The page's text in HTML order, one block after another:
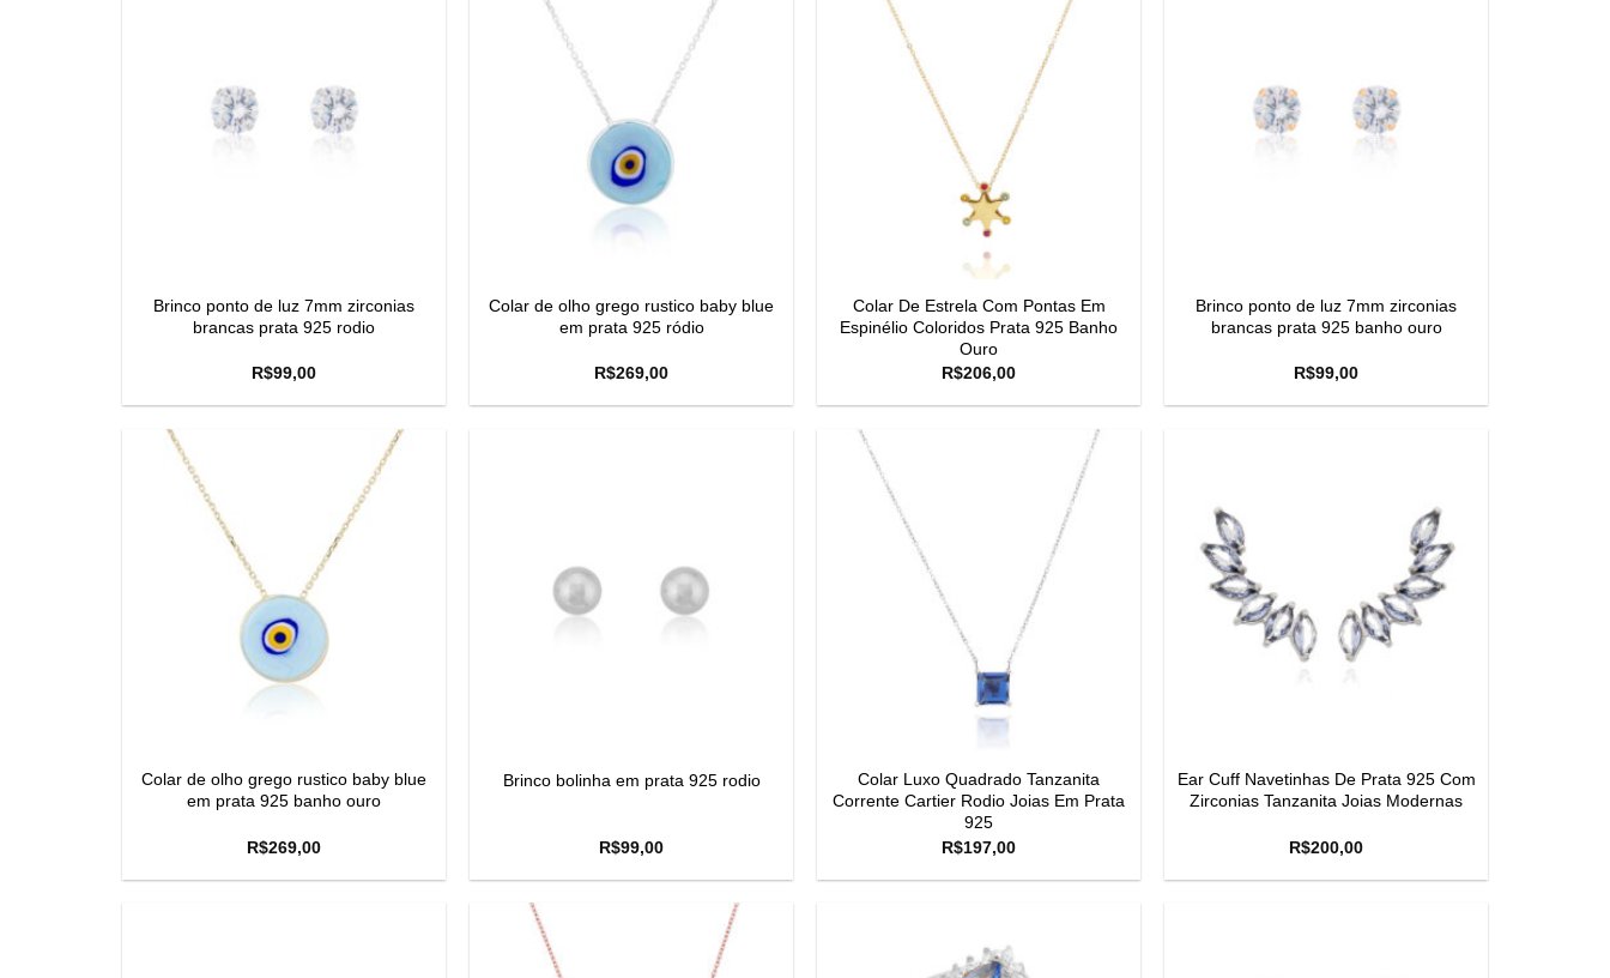
Brinco ponto de luz 7mm zirconias
brancas prata 925 rodio
R$99,00
Colar de olho grego rustico baby blue
em prata 925 ródio
R$269,00
Colar De Estrela Com Pontas Em
Espinélio Coloridos Prata 925 Banho
Ouro
R$206,00
Brinco ponto de luz 7mm zirconias
brancas prata 925 banho ouro
R$99,00
Colar de olho grego rustico baby blue
em prata 925 banho ouro
R$269,00
Brinco bolinha em prata 925 rodio
R$99,00
Colar Luxo Quadrado Tanzanita
Corrente Cartier Rodio Joias Em Prata
925
R$197,00
Ear Cuff Navetinhas De Prata 925 Com
Zirconias Tanzanita Joias Modernas
R$200,00